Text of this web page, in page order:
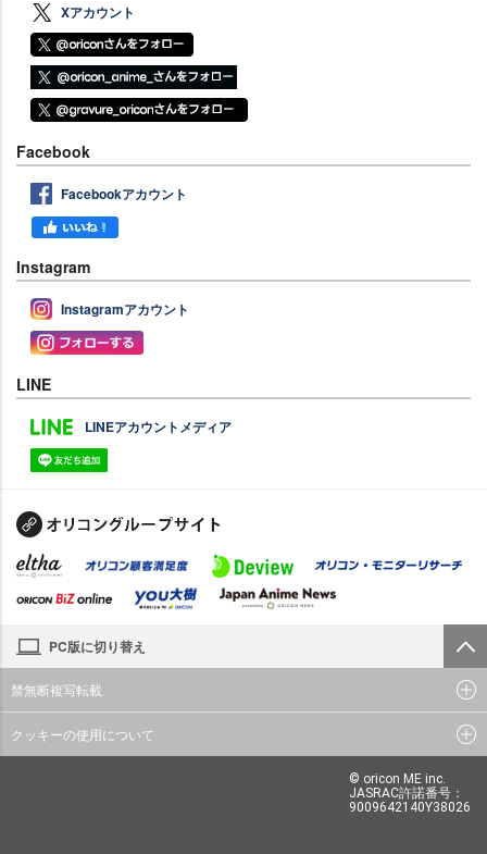
Xアカウント
Facebook
Facebookアカウント
Instagram
Instagramアカウント
LINE
LINEアカウントメディア
PC版に切り替え
禁無断複写転載
クッキーの使用について
© oricon ME inc.
JASRAC許諾番号：
9009642140Y38026